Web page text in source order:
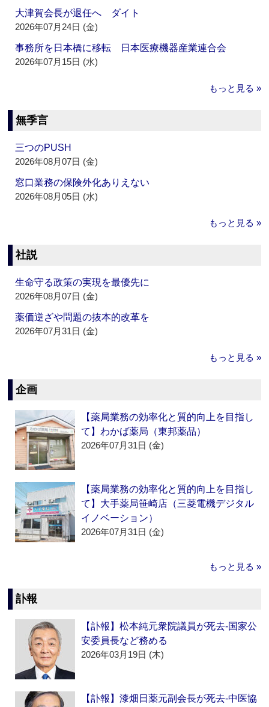
大津賀会長が退任へ ダイト
2026年07月24日 (金)
事務所を日本橋に移転 日本医療機器産業連合会
2026年07月15日 (水)
もっと見る »
無季言
三つのPUSH
2026年08月07日 (金)
窓口業務の保険外化ありえない
2026年08月05日 (水)
もっと見る »
社説
生命守る政策の実現を最優先に
2026年08月07日 (金)
薬価逆ざや問題の抜本的改革を
2026年07月31日 (金)
もっと見る »
企画
【薬局業務の効率化と質的向上を目指し
て】わかば薬局（東邦薬品）
2026年07月31日 (金)
【薬局業務の効率化と質的向上を目指し
て】大手薬局笹崎店（三菱電機デジタル
イノベーション）
2026年07月31日 (金)
もっと見る »
訃報
【訃報】松本純元衆院議員が死去‐国家公
安委員長など務める
2026年03月19日 (木)
【訃報】漆畑日薬元副会長が死去‐中医協